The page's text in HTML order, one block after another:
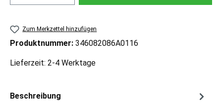
Zum Merkzettel hinzufügen
Produktnummer: 346082086A0116
Lieferzeit: 2-4 Werktage
Beschreibung